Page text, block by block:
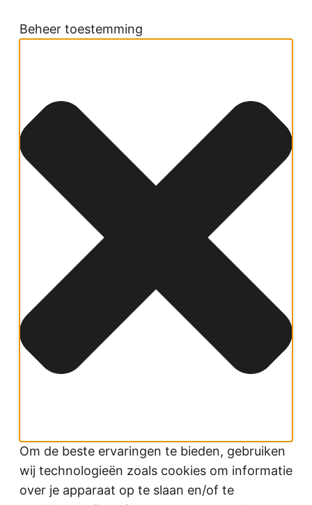
Beheer toestemming
Om de beste ervaringen te bieden, gebruiken
wij technologieën zoals cookies om informatie
over je apparaat op te slaan en/of te